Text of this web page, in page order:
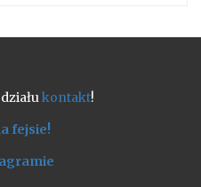
kontakt!
fejsie!